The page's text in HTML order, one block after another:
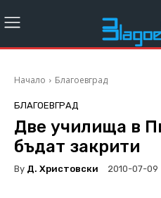
Начало Благоевград
БЛАГОЕВГРАД
Две училища в
бъдат закрити
By Д. Христовски 2010-07-09